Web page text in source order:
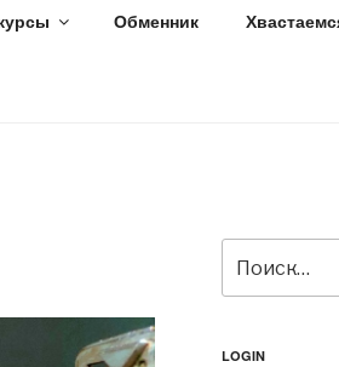
Обменник
LOGIN